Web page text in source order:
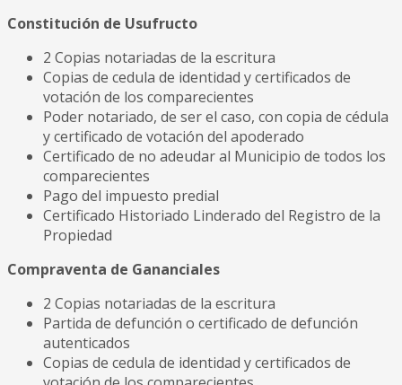
Constitución de Usufructo
2 Copias notariadas de la escritura
Copias de cedula de identidad y certificados de
votación de los comparecientes
Poder notariado, de ser el caso, con copia de cédula
y certificado de votación del apoderado
Certificado de no adeudar al Municipio de todos los
comparecientes
Pago del impuesto predial
Certificado Historiado Linderado del Registro de la
Propiedad
Compraventa de Gananciales
2 Copias notariadas de la escritura
Partida de defunción o certificado de defunción
autenticados
Copias de cedula de identidad y certificados de